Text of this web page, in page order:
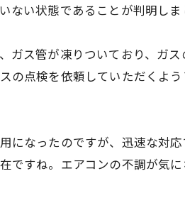
ない状態であることが判明しま
ガス管が凍りついており、ガ
の点検を依頼していただくよ
になったのですが、迅速な対
ですね。エアコンの不調が気